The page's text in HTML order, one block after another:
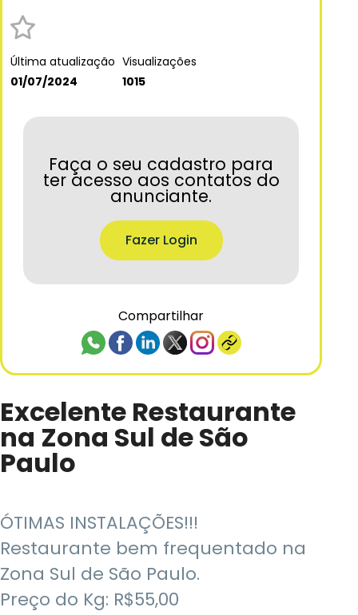
Última atualização
01/07/2024
Visualizações
1015
Faça o seu cadastro para
ter acesso aos contatos do
anunciante.
Fazer Login
Compartilhar
Excelente Restaurante
na Zona Sul de São
Paulo
ÓTIMAS INSTALAÇÕES!!!
Restaurante bem frequentado na
Zona Sul de São Paulo.
Preço do Kg: R$55,00